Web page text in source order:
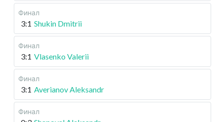
Финал
3:1 Shukin Dmitrii
Финал
3:1 Vlasenko Valerii
Финал
3:1 Averianov Aleksandr
Финал